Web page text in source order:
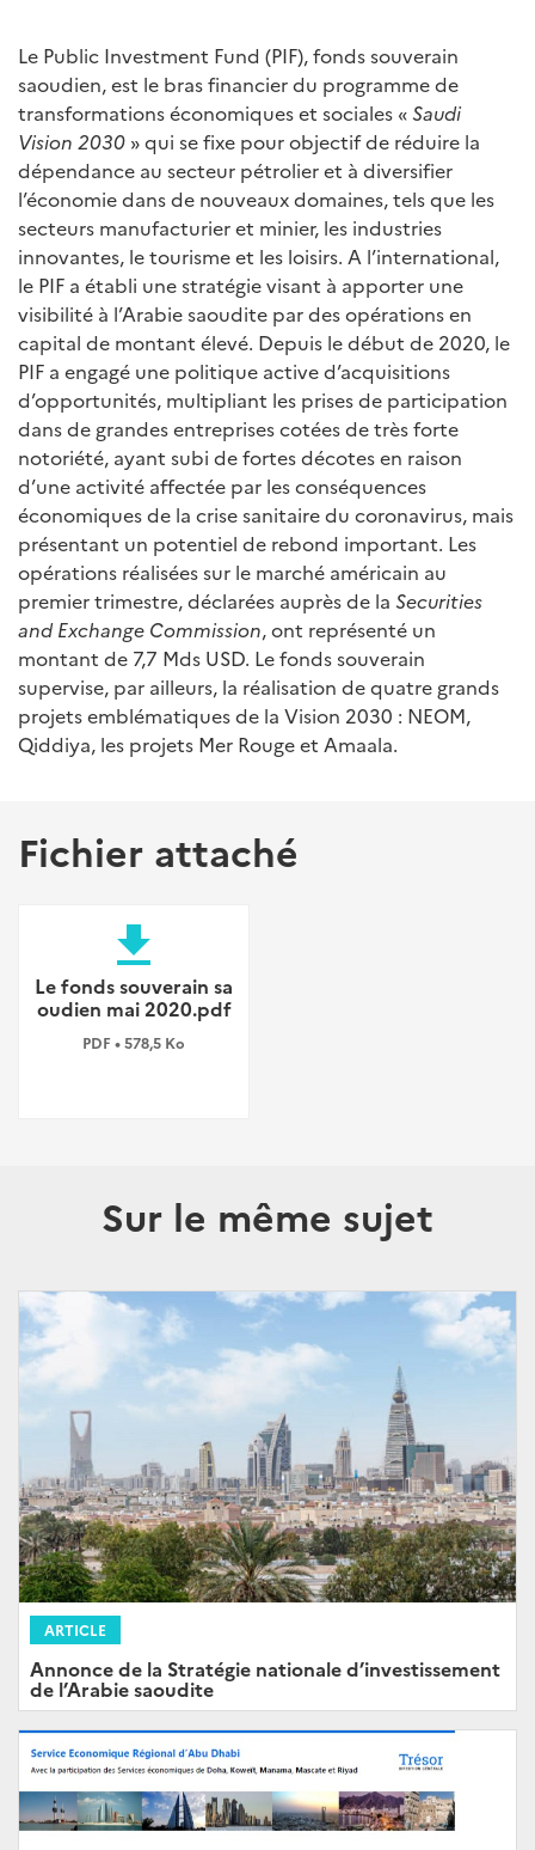
Le Public Investment Fund (PIF), fonds souverain
saoudien, est le bras financier du programme de
transformations économiques et sociales «Saudi
Vision 2030 » qui se fixe pour objectif de réduire la
dépendance au secteur pétrolier et à diversifier
l’économie dans de nouveaux domaines, tels que les
secteurs manufacturier et minier, les industries
innovantes, le tourisme et les loisirs. A l’international,
le PIF a établi une stratégie visant à apporter une
visibilité à l’Arabie saoudite par des opérations en
capital de montant élevé. Depuis le début de 2020, le
PIF a engagé une politique active d’acquisitions
d’opportunités, multipliant les prises de participation
dans de grandes entreprises cotées de très forte
notoriété, ayant subi de fortes décotes en raison
d’une activité affectée par les conséquences
économiques de la crise sanitaire du coronavirus, mais
présentant un potentiel de rebond important. Les
opérations réalisées sur le marché américain au
premier trimestre, déclarées auprès de la Securities
and Exchange Commission, ont représenté un
montant de 7,7 Mds USD. Le fonds souverain
supervise, par ailleurs, la réalisation de quatre grands
projets emblématiques de la Vision 2030 : NEOM,
Qiddiya, les projets Mer Rouge et Amaala.
Fichier attaché
file_download
Le fonds souverain sa
oudien mai 2020.pdf
PDF • 578,5 Ko
Sur le même sujet
ARTICLE
Annonce de la Stratégie nationale d’investissement
de l’Arabie saoudite